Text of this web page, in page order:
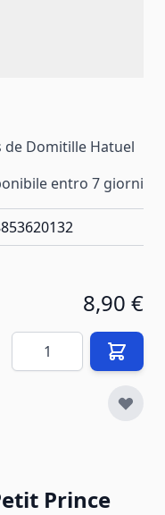
de Domitille Hatuel
entro 7 giorni
8,90 €
Quantità
Prince